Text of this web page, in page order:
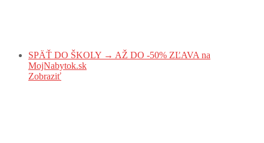
SPÄŤ DO ŠKOLY → AŽ DO -50% ZĽAVA na
MojNabytok.sk
Zobraziť